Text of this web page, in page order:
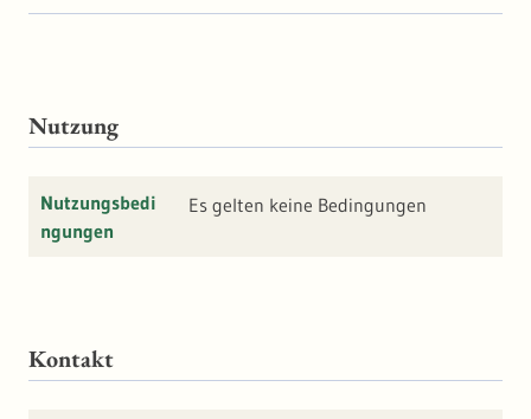
Nutzung
Nutzungsbedi
ngungen
Es gelten keine Bedingungen
Kontakt